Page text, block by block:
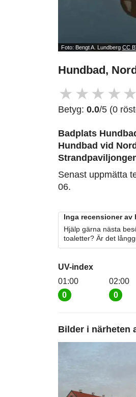
Foto: Bengt A. Lundberg CC
Hundbad,
★ ★ ★ ★ ★
Betyg: 0.0/5 (0
Badplats
Hundbad vid
Senast uppmätta
06.
Inga recensioner av
Hjälp gärna nästa
toaletter? Är det
UV-index
01:00
0
02:00
0
Bilder i närheten